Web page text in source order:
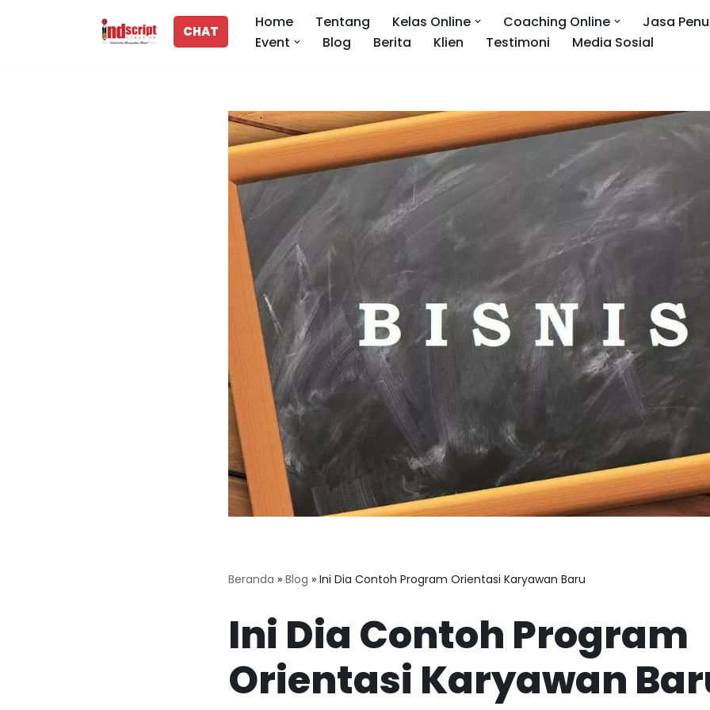
CHAT
Home Tentang Kelas Online Coaching Online
Jasa
Event
Blog Berita Klien Testimoni Media Sosial
Beranda » Blog » Ini Dia Contoh Program Orientasi Karyawan Baru
Ini Dia Contoh Program
Orientasi Karyawan